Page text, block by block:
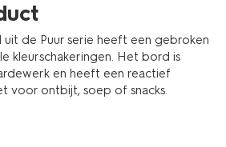
de Puur serie heeft een gebroken
kleurschakeringen. Het bord is
en heeft een reactief
voor ontbijt, soep of snacks.